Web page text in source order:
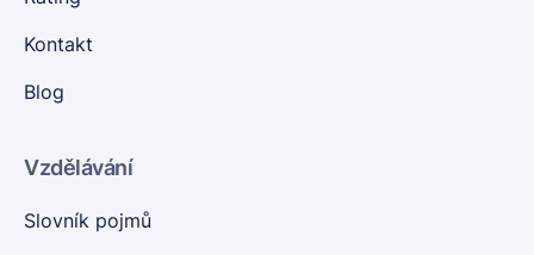
Kontakt
Blog
Vzdělávání
Slovník pojmů